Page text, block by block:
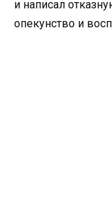
и написал
опекунство и